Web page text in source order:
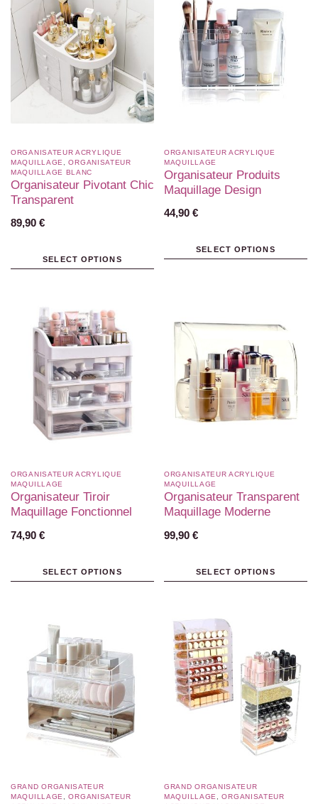
ORGANISATEUR ACRYLIQUE
MAQUILLAGE
,ORGANISATEUR
MAQUILLAGE BLANC​
Organisateur Pivotant Chic
Transparent
89,90 €
SELECT OPTIONS
ORGANISATEUR ACRYLIQUE
MAQUILLAGE
Organisateur Produits
Maquillage Design
44,90 €
SELECT OPTIONS
ORGANISATEUR ACRYLIQUE
MAQUILLAGE
Organisateur Tiroir
Maquillage Fonctionnel
74,90 €
SELECT OPTIONS
ORGANISATEUR ACRYLIQUE
MAQUILLAGE
Organisateur Transparent
Maquillage Moderne
99,90 €
SELECT OPTIONS
GRAND ORGANISATEUR
MAQUILLAGE
,ORGANISATEUR
GRAND ORGANISATEUR
MAQUILLAGE
,ORGANISATEUR